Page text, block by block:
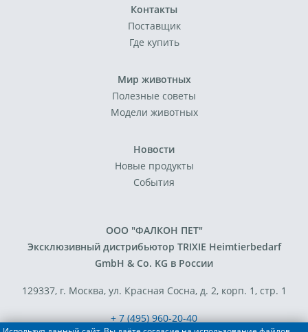
Контакты
Поставщик
Где купить
Мир животных
Полезные советы
Модели животных
Новости
Новые продукты
События
ООО "ФАЛКОН ПЕТ"
Эксклюзивный дистрибьютор TRIXIE Heimtierbedarf
GmbH & Co. KG в России
129337, г. Москва, ул. Красная Сосна, д. 2, корп. 1, стр. 1
+ 7 (495) 960-20-40